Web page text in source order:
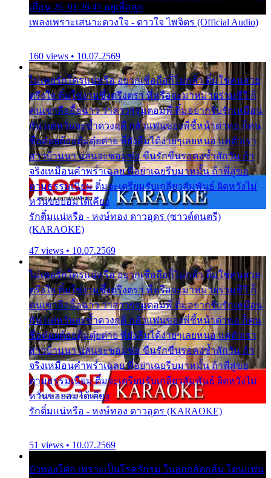
เถื่อน 26. 01:26:45 อยู่เพื่อลูก
เพลงเพราะเสนาะดวงใจ - ดาวใจ ไพจิตร (Official Audio)
160 views • 10.07.2569
ไม่เคยรักใครแน่หรือ อยากเชื่อถือก็ไม่กล้า ติ๋มใช่คนสวย
ตรึงใจ ติ๋มใช่งามซึ้งตรึงตรา พี่หรือจะมาหมายร่วมชีวี ก็
คนเขาลืออื้อฉาว ว่าสาวๆรุมตอมพี่ ติ๋มอยากรับรักเหมือน
กัน แต่หวั่นจะช้ำดวงฤดี กลัวแฟนของพี่ชี้หน้าด่าทอ ก็คน
ชื่อต๋อยต้อยตุ้มตุ๋ยต่าย พี่ยังลืมได้ง่ายๆเลยหนอ แค่ตัวเรา
สาวบ้านนา แสนจะซอมซ่อ ขืนรักขืนรอคงช้ำสักวัน ถ้า
จริงเหมือนคำพร่ำเฉลย พี่อย่าเฉยรีบมาหมั้น ถ้าพี่สู่ขอ
ตามธรรมเนียม ติ๋มจะเตรียมรับเกลียวสัมพันธ์ ผิดหวังไม่
หวั่นขอยอมได้เคียง
รักติ๋มแน่หรือ - หงษ์ทอง ดาวอุดร (ซาวด์ดนตรี)
(KARAOKE)
47 views • 10.07.2569
ไม่เคยรักใครแน่หรือ อยากเชื่อถือก็ไม่กล้า ติ๋มใช่คนสวย
ตรึงใจ ติ๋มใช่งามซึ้งตรึงตรา พี่หรือจะมาหมายร่วมชีวี ก็
คนเขาลืออื้อฉาว ว่าสาวๆรุมตอมพี่ ติ๋มอยากรับรักเหมือน
กัน แต่หวั่นจะช้ำดวงฤดี กลัวแฟนของพี่ชี้หน้าด่าทอ ก็คน
ชื่อต๋อยต้อยตุ้มตุ๋ยต่าย พี่ยังลืมได้ง่ายๆเลยหนอ แค่ตัวเรา
สาวบ้านนา แสนจะซอมซ่อ ขืนรักขืนรอคงช้ำสักวัน ถ้า
จริงเหมือนคำพร่ำเฉลย พี่อย่าเฉยรีบมาหมั้น ถ้าพี่สู่ขอ
ตามธรรมเนียม ติ๋มจะเตรียมรับเกลียวสัมพันธ์ ผิดหวังไม่
หวั่นขอยอมได้เคียง
รักติ๋มแน่หรือ - หงษ์ทอง ดาวอุดร (KARAOKE)
51 views • 10.07.2569
บัวทองโศก เพราะเป็นโรครักรุม ในอกกลัดกลุ้ม โดนแฟน